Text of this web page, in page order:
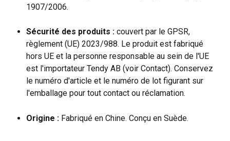
1907/2006.
Sécurité des produits : couvert par le GPSR,
règlement (UE) 2023/988. Le produit est fabriqué
hors UE et la personne responsable au sein de l'UE
est l'importateur Tendy AB (voir Contact). Conservez
le numéro d'article et le numéro de lot figurant sur
l'emballage pour tout contact ou réclamation.
Origine : Fabriqué en Chine. Conçu en Suède.